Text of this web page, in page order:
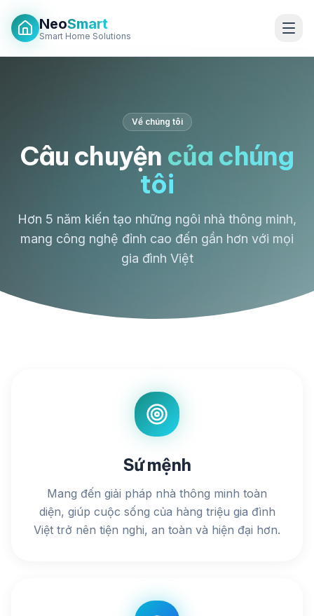
NeoSmart
Smart Home Solutions
Về chúng tôi
Câu chuyện của chúng
tôi
Hơn 5 năm kiến tạo những ngôi nhà thông minh,
mang công nghệ đỉnh cao đến gần hơn với mọi
gia đình Việt
Sứ mệnh
Mang đến giải pháp nhà thông minh toàn
diện, giúp cuộc sống của hàng triệu gia đình
Việt trở nên tiện nghi, an toàn và hiện đại hơn.